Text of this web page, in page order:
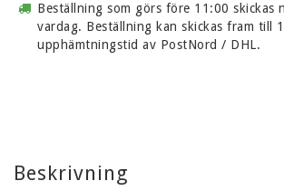
Beställning som görs före 11:00 skickas
vardag. Beställning kan skickas fram till
upphämtningstid av PostNord / DHL.
Beskrivning